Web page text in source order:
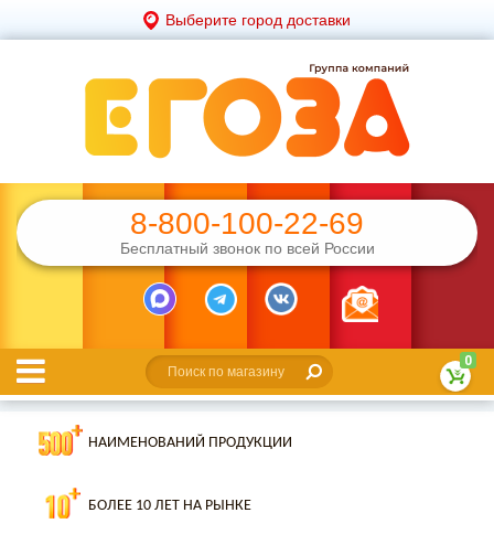
Выберите город доставки
8-800-100-22-69
Бесплатный звонок по всей России
0
НАИМЕНОВАНИЙ ПРОДУКЦИИ
БОЛЕЕ 10 ЛЕТ НА РЫНКЕ